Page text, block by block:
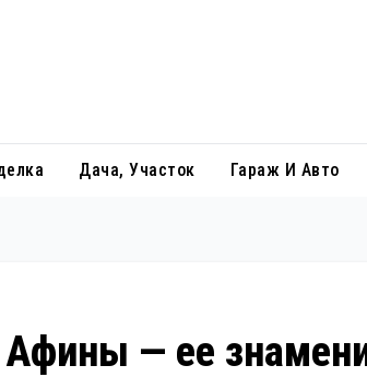
Дача, Участок Гараж И Авто
— ее